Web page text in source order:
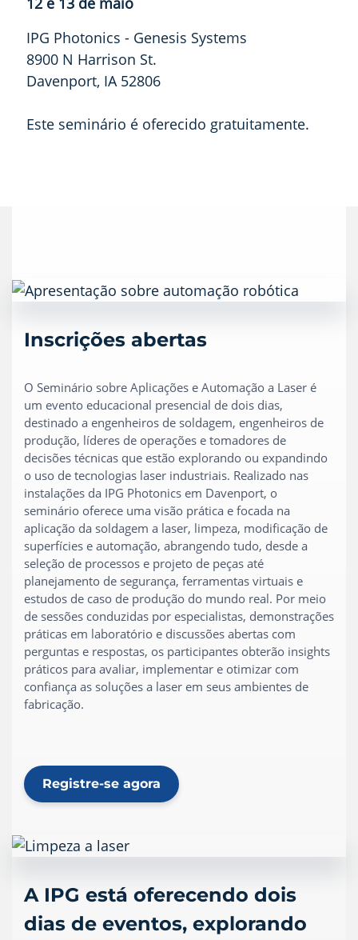
IPG Photonics - Genesis Systems
8900 N Harrison St.
Davenport, IA 52806
Este seminário é oferecido gratuitamente.
Inscrições abertas
O Seminário sobre Aplicações e Automação a Laser é
um evento educacional presencial de dois dias,
destinado a engenheiros de soldagem, engenheiros de
produção, líderes de operações e tomadores de
decisões técnicas que estão explorando ou expandindo
o uso de tecnologias laser industriais. Realizado nas
instalações da IPG Photonics em Davenport, o
seminário oferece uma visão prática e focada na
aplicação da soldagem a laser, limpeza, modificação de
superfícies e automação, abrangendo tudo, desde a
seleção de processos e projeto de peças até
planejamento de segurança, ferramentas virtuais e
estudos de caso de produção do mundo real. Por meio
de sessões conduzidas por especialistas, demonstrações
práticas em laboratório e discussões abertas com
perguntas e respostas, os participantes obterão insights
práticos para avaliar, implementar e otimizar com
confiança as soluções a laser em seus ambientes de
fabricação.
Registre-se agora
A IPG está oferecendo dois
dias de eventos, explorando